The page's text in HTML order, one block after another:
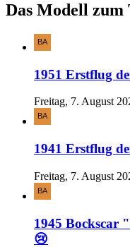
Das Modell zum
1951 Erstflug
Freitag, 7. August
1941 Erstflug
Freitag, 7. August
1945 Bockscar
😢